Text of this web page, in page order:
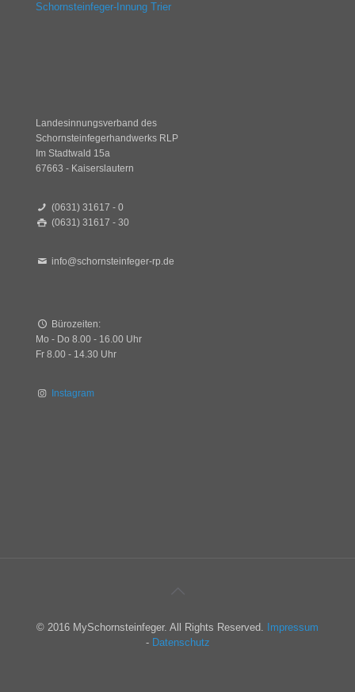
Schornsteinfeger-Innung Trier
Landesinnungsverband des
Schornsteinfegerhandwerks RLP
Im Stadtwald 15a
67663 - Kaiserslautern
(0631) 31617 - 0
(0631) 31617 - 30
info@schornsteinfeger-rp.de
Bürozeiten:
Mo - Do 8.00 - 16.00 Uhr
Fr 8.00 - 14.30 Uhr
Instagram
© 2016 MySchornsteinfeger. All Rights Reserved.
Impressum
- Datenschutz